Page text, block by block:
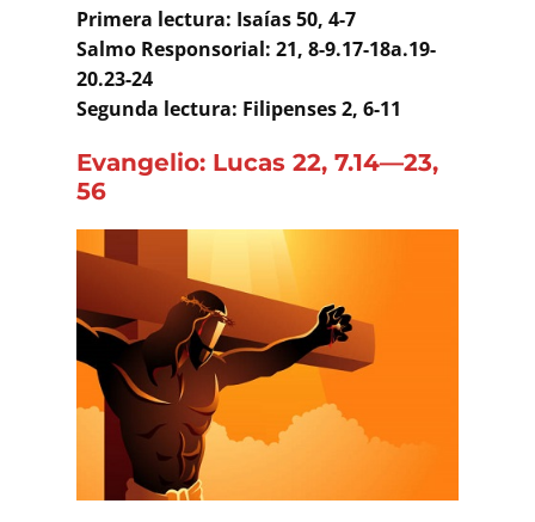
Primera lectura: Isaías 50, 4-7
Salmo Responsorial: 21, 8-9.17-18a.19-
20.23-24
Segunda lectura: Filipenses 2, 6-11
Evangelio: Lucas 22, 7.14—23,
56